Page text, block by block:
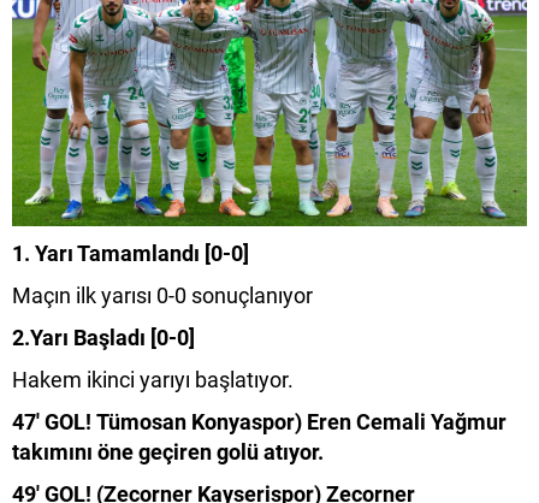
1. Yarı Tamamlandı [0-0]
Maçın ilk yarısı 0-0 sonuçlanıyor
2.Yarı Başladı [0-0]
Hakem ikinci yarıyı başlatıyor.
47' GOL! Tümosan Konyaspor) Eren Cemali Yağmur
takımını öne geçiren golü atıyor.
49' GOL! (Zecorner Kayserispor) Zecorner